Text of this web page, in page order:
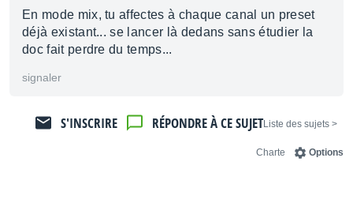
En mode mix, tu affectes à chaque canal un preset
déjà existant... se lancer là dedans sans étudier la
doc fait perdre du temps...
signaler
< Liste des sujets
RÉPONDRE À CE SUJET
S'INSCRIRE
Options
Charte